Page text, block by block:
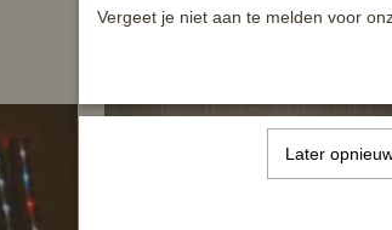
Vergeet je niet aan te melden voor
Later